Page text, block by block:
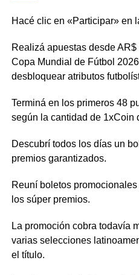
Hacé clic en «Participar» en
Realizá apuestas desde
Copa Mundial de Fútbol
desbloquear atributos
Terminá en los primeros 48
según la cantidad de 1xCoin
Descubrí todos los días un
premios garantizados.
Reuní boletos
los súper premios.
La promoción cobra todavía
varias selecciones
el título.